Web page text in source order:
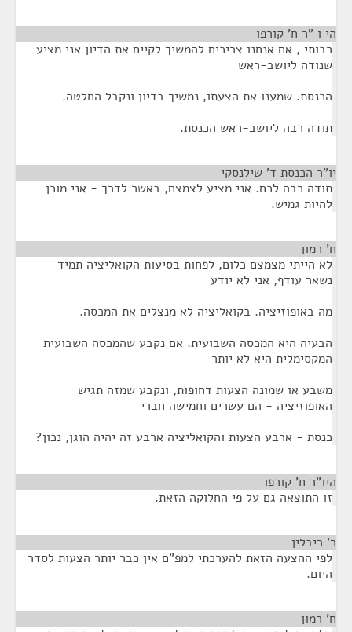
הי ו "ר ח' קורפו
רבותי , אם אנחנו צריכים להמשיך לקיים את הדיון אני מציע
שנודה ליושב-ראש
הכנסת. שמענו את הצעתו, נמשיך בדיון ונקבל החלטה.
תודה רבה ליושב-ראש הכנסת.
יו"ר הכנסת ד' שילנסקי
תודה רבה לכם. אני מציע לצמצם, באשר לדרך - אני מוכן
להיות גמיש.
ח' רמון
לא הייתי מצמצם כלום, לפחות בסיעות הקואליציה תמיד
נשאר עודף, אני לא יודע
מה באופוזיציה. בקואליציה לא מנצלים את המכסה.
הבעיה היא המכסה השבועית. אם נקבע שהמכסה השבועית
המקסימלית היא לא יותר
משבע או שמונה הצעות דחופות, ונקבע שמזה תגיש
האופוזיציה - הם עשרים וחמישה חברי
כנסת - ארבע הצעות והקואליציה ארבע זה יהיה הוגן, נכון?
היו"ר ח' קורפו
זו התוצאה גם על פי החלוקה הזאת.
ר' ריבלין
לפי ההצעה הזאת להערכתי למפ"ם אין כבר יותר הצעות לסדר
היום.
ח' רמון